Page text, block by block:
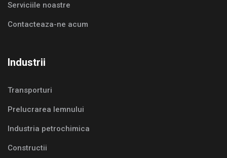
Serviciile noastre
Contacteaza-ne acum
Industrii
Transporturi
Prelucrarea lemnului
Industria petrochimica
Constructii